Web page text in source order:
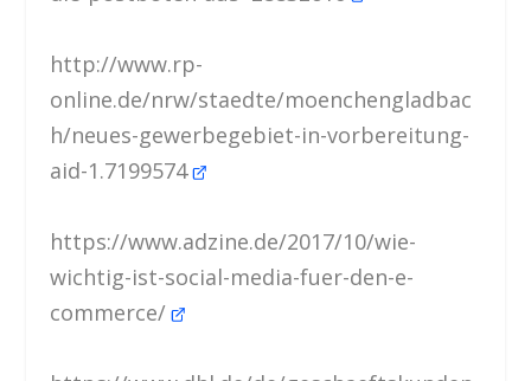
http://www.rp-
online.de/nrw/staedte/moenchengladbac
h/neues-gewerbegebiet-in-vorbereitung-
aid-1.7199574
https://www.adzine.de/2017/10/wie-
wichtig-ist-social-media-fuer-den-e-
commerce/